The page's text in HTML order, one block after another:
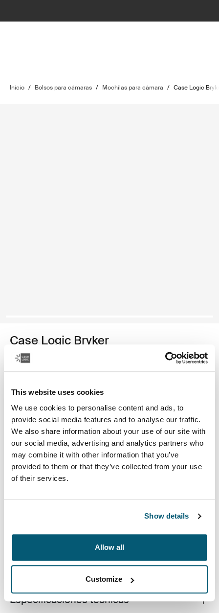
This website uses cookies
We use cookies to personalise content and ads, to
provide social media features and to analyse our traffic.
We also share information about your use of our site with
our social media, advertising and analytics partners who
may combine it with other information that you’ve
provided to them or that they’ve collected from your use
of their services.
Show details
Allow all
Customize
Inicio / Bolsos para cámaras / Mochilas para cámara / Case Logic
Case Logic Bryker
mochila grande para cámaras/drones
Color
Case Logic Bryker Large Camera Backpack Negro
proteger una variedad de DSLR, el equipo del dron y la
Todas las características
Especificaciones técnicas